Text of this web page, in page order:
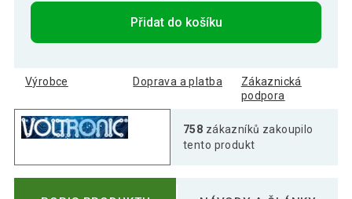
Přidat do košíku
Výrobce Doprava a platba
Zákaznická
podpora
758 zákazníků zakoupilo
tento produkt